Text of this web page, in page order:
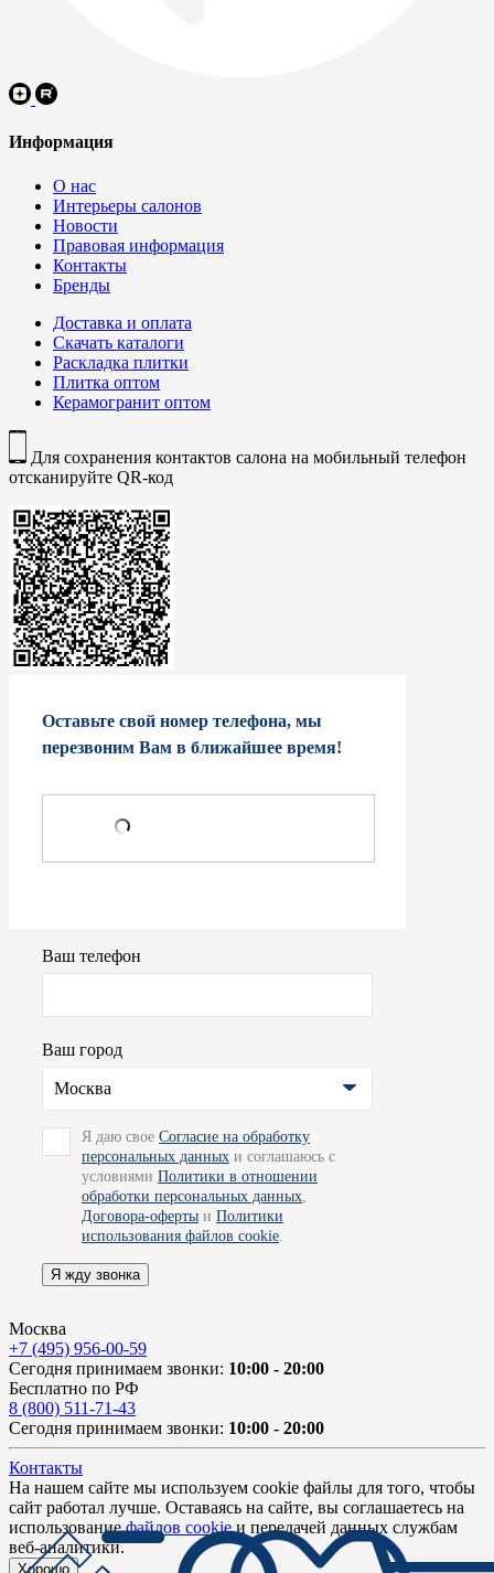
Информация
О нас
Интерьеры салонов
Новости
Правовая информация
Контакты
Бренды
Доставка и оплата
Скачать каталоги
Раскладка плитки
Плитка оптом
Керамогранит оптом
Для сохранения контактов салона на мобильный телефон
отсканируйте QR-код
Оставьте свой номер телефона, мы
перезвоним Вам в ближайшее время!
Ваш телефон
Ваш город
Москва
Я даю свое Согласие на обработку
персональных данных и соглашаюсь с
условиями Политики в отношении
обработки персональных данных
Договора-оферты и Политики
использования файлов cookie
Я жду звонка
Москва
+7 (495) 956-00-59
Сегодня принимаем звонки: 10:00 - 20:00
Бесплатно по РФ
8 (800) 511-71-43
Сегодня принимаем звонки: 10:00 - 20:00
Контакты
На нашем сайте мы используем cookie файлы для того, чтобы
сайт работал лучше. Оставаясь на сайте, вы соглашаетесь на
использованиефайлов cookieи передачей данных службам
веб-аналитики.
Хорошо